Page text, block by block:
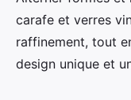
carafe et verres
raffinement, tout
design unique et